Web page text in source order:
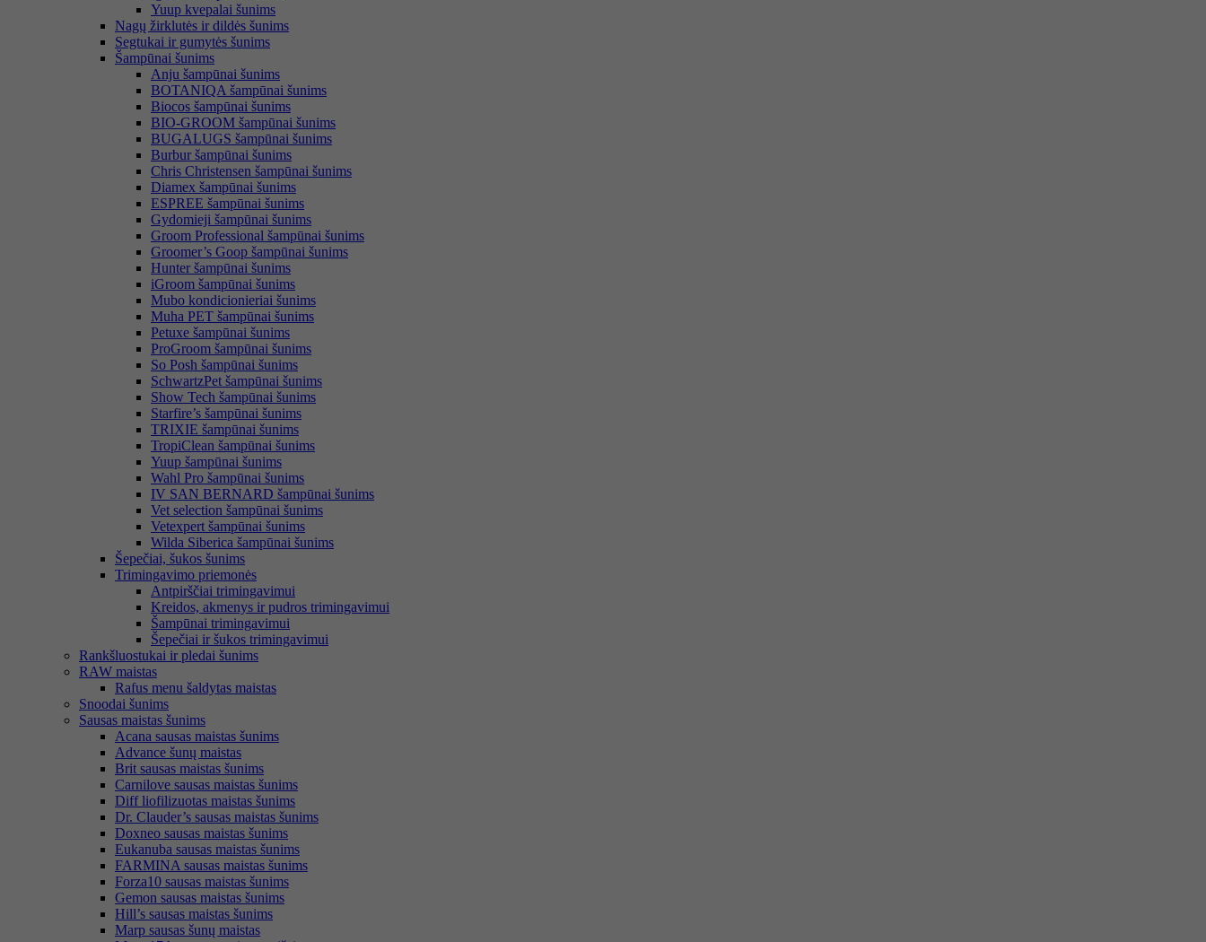
Yuup kvepalai šunims
Nagų žirklutės ir dildės šunims
Segtukai ir gumytės šunims
Šampūnai šunims
Anju šampūnai šunims
BOTANIQA šampūnai šunims
Biocos šampūnai šunims
BIO-GROOM šampūnai šunims
BUGALUGS šampūnai šunims
Burbur šampūnai šunims
Chris Christensen šampūnai šunims
Diamex šampūnai šunims
ESPREE šampūnai šunims
Gydomieji šampūnai šunims
Groom Professional šampūnai šunims
Groomer’s Goop šampūnai šunims
Hunter šampūnai šunims
iGroom šampūnai šunims
Mubo kondicionieriai šunims
Muha PET šampūnai šunims
Petuxe šampūnai šunims
ProGroom šampūnai šunims
So Posh šampūnai šunims
SchwartzPet šampūnai šunims
Show Tech šampūnai šunims
Starfire’s šampūnai šunims
TRIXIE šampūnai šunims
TropiClean šampūnai šunims
Yuup šampūnai šunims
Wahl Pro šampūnai šunims
IV SAN BERNARD šampūnai šunims
Vet selection šampūnai šunims
Vetexpert šampūnai šunims
Wilda Siberica šampūnai šunims
Šepečiai, šukos šunims
Trimingavimo priemonės
Antpirščiai trimingavimui
Kreidos, akmenys ir pudros trimingavimui
Šampūnai trimingavimui
Šepečiai ir šukos trimingavimui
Rankšluostukai ir pledai šunims
RAW maistas
Rafus menu šaldytas maistas
Snoodai šunims
Sausas maistas šunims
Acana sausas maistas šunims
Advance šunų maistas
Brit sausas maistas šunims
Carnilove sausas maistas šunims
Diff liofilizuotas maistas šunims
Dr. Clauder’s sausas maistas šunims
Doxneo sausas maistas šunims
Eukanuba sausas maistas šunims
FARMINA sausas maistas šunims
Forza10 sausas maistas šunims
Gemon sausas maistas šunims
Hill’s sausas maistas šunims
Marp sausas šunų maistas